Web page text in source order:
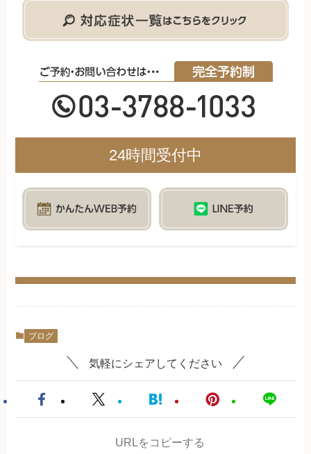
24時間受付中
ブログ
気軽にシェアしてください
URLをコピーする